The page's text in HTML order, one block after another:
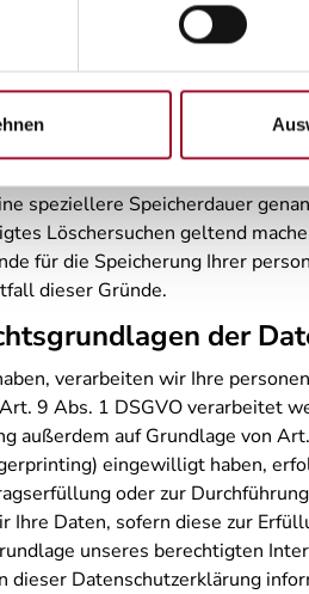
Person, die allein oder
speziellere Speicherdauer
Löschersuchen geltend
für die Speicherung Ihrer
dieser Gründe.
der
verarbeiten wir Ihre
9 Abs. 1 DSGVO verarbeitet
auf Grundlage von
eingewilligt haben,
oder zur
Daten, sofern diese zur
unseres berechtigten
dieser Datenschutzerklärung